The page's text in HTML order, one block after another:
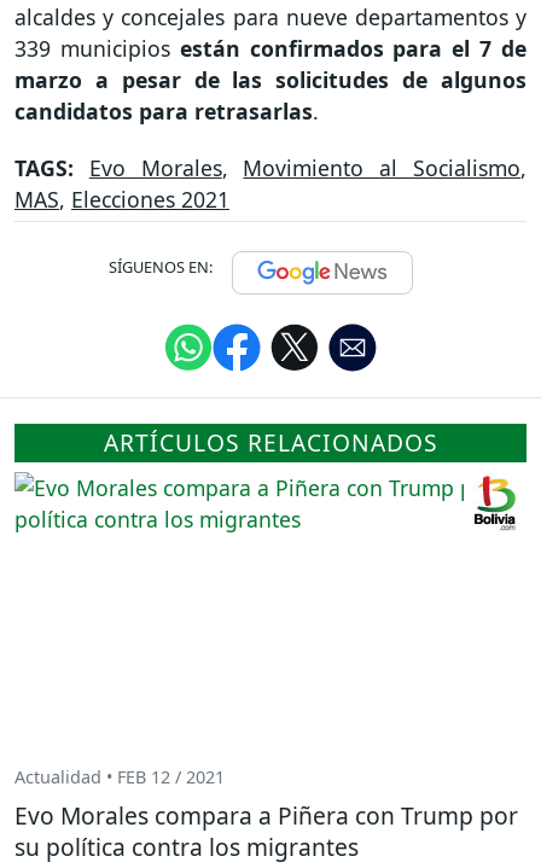
alcaldes y concejales para nueve departamentos y
339 municipios están confirmados para el 7 de
marzo a pesar de las solicitudes de algunos
candidatos para retrasarlas.
TAGS: Evo Morales, Movimiento al Socialismo,
MAS, Elecciones 2021
SÍGUENOS EN:
ARTÍCULOS RELACIONADOS
Actualidad • FEB 12 / 2021
Evo Morales compara a Piñera con Trump por
su política contra los migrantes